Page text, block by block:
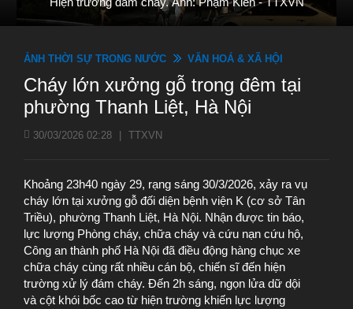
ẢNH THỜI SỰ TRONG NƯỚC VĂN HOÁ & XÃ HỘI
Cháy lớn xưởng gỗ trong đêm tại
phường Thanh Liệt, Hà Nội
30/03/2026 02:28 TTXVN
Khoảng 23h40 ngày 29, rạng sáng 30/3/2026, xảy ra vụ
cháy lớn tại xưởng gỗ đối diện bệnh viện K (cơ sở Tân
Triều), phường Thanh Liệt, Hà Nội. Nhận được tin báo,
lực lượng Phòng cháy, chữa cháy và cứu nạn cứu hộ,
Công an thành phố Hà Nội đã điều động hàng chục xe
chữa cháy cùng rất nhiều cán bộ, chiến sĩ đến hiện
trường xử lý đám cháy. Đến 2h sáng, ngọn lửa dữ dội
và cột khói bốc cao từ hiện trường khiến lực lượng